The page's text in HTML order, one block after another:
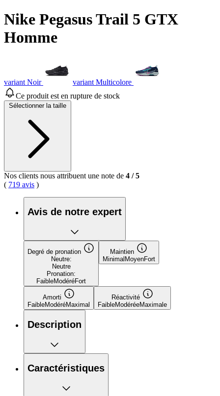
Nike Pegasus Trail 5 GTX
Homme
variant Noir
variant Multicolore
Ce produit est en rupture de stock
Sélectionner la taille
Nos clients nous attribuent une note de 4 /5
( 719 avis )
Avis de notre expert
Degré de pronation
Neutre:
Neutre
Pronation:
FaibleModéréFort
Maintien
MinimalMoyenFort
Amorti
FaibleModéréMaximal
Réactivité
FaibleModéréeMaximale
Description
Caractéristiques